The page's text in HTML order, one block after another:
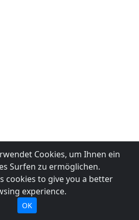
Cookies, um Ihnen ein
Surfen zu ermöglichen.
cookies to give you a better
experience.
OK